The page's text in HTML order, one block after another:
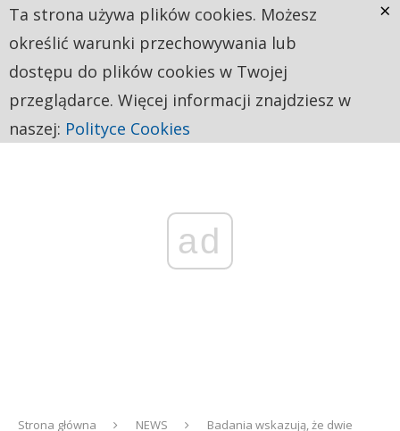
ad
Strona główna NEWS
Badania wskazują, że dwie
Ta strona używa plików cookies. Możesz
określić warunki przechowywania lub
dostępu do plików cookies w Twojej
przeglądarce. Więcej informacji znajdziesz w
naszej: Polityce Cookies
×